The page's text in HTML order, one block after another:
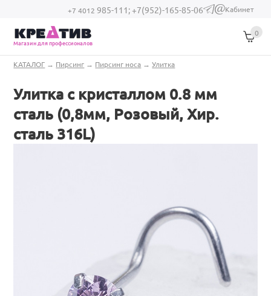
Перейти к основному содержанию
+7 4012 985-111;+7(952)-165-85-06
(link sends e-
Кабинет
Магазин для профессионалов
0
Вы здесь
КАТАЛОГ → Пирсинг → Пирсинг носа →Улитка
Улитка с кристаллом 0.8 мм
сталь (0,8мм, Розовый, Хир.
сталь 316L)